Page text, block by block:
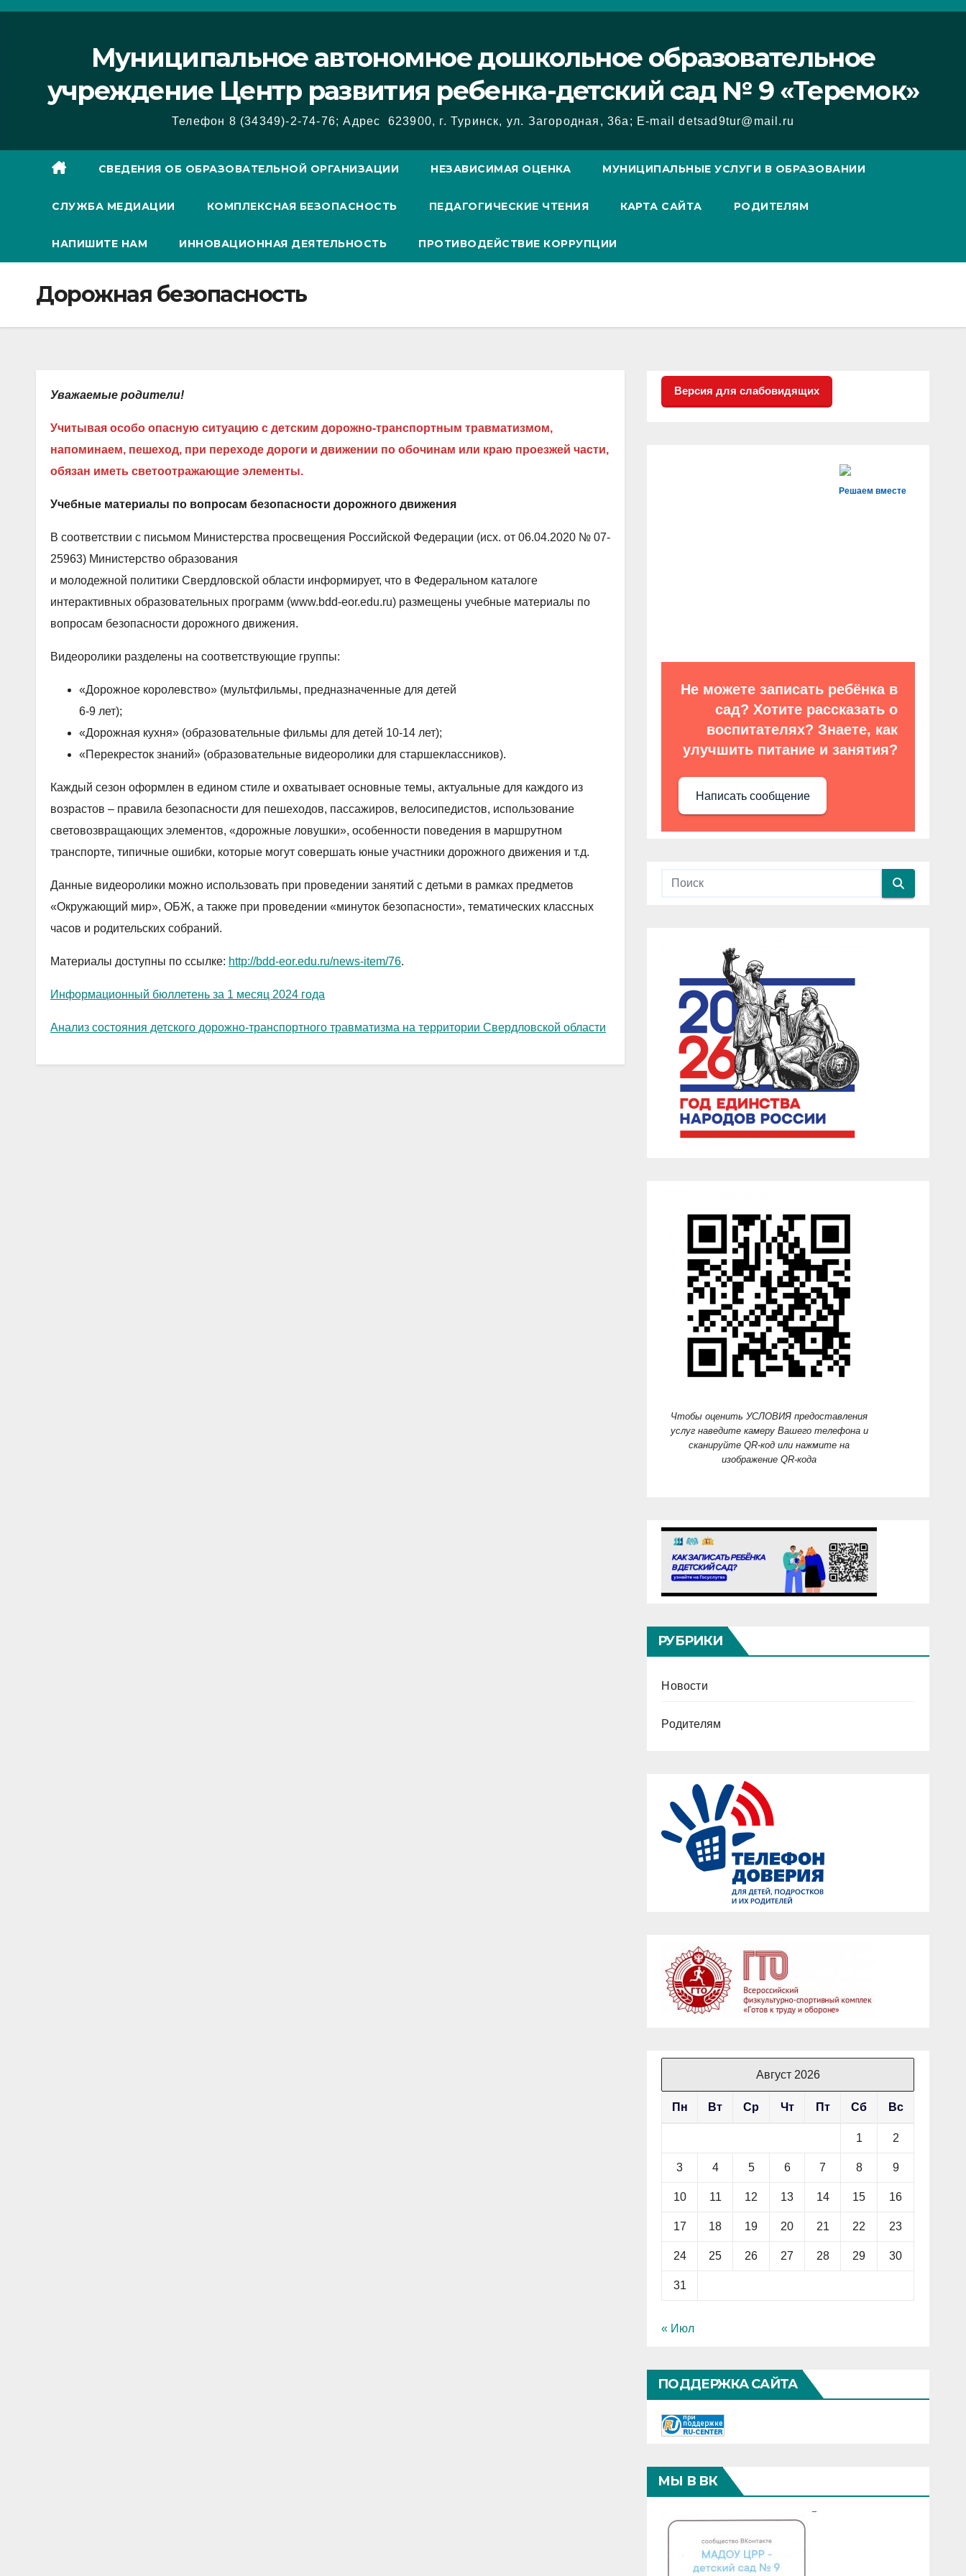
Перейти
Муниципальное автономное дошкольное образовательное
учреждение Центр развития ребенка-детский сад № 9 «Теремок»
Телефон 8 (34349)-2-74-76; Адрес 623900, г. Туринск, ул. Загородная, 36а; E-mail detsad9tur@mail.ru
СВЕДЕНИЯ ОБ ОБРАЗОВАТЕЛЬНОЙ ОРГАНИЗАЦИИ НЕЗАВИСИМАЯ ОЦЕНКА МУНИЦИПАЛЬНЫЕ УСЛУГИ В ОБРАЗОВАНИИ
СЛУЖБА МЕДИАЦИИ КОМПЛЕКСНАЯ БЕЗОПАСНОСТЬ ПЕДАГОГИЧЕСКИЕ ЧТЕНИЯ КАРТА САЙТА РОДИТЕЛЯМ
НАПИШИТЕ НАМ ИННОВАЦИОННАЯ ДЕЯТЕЛЬНОСТЬ ПРОТИВОДЕЙСТВИЕ КОРРУПЦИИ
Дорожная безопасность
Уважаемые родители!
Учитывая особо опасную ситуацию с детским дорожно-транспортным травматизмом,
напоминаем, пешеход, при переходе дороги и движении по обочинам или краю проезжей части,
обязан иметь светоотражающие элементы.
Учебные материалы по вопросам безопасности дорожного движения
В соответствии с письмом Министерства просвещения Российской Федерации (исх. от 06.04.2020 № 07-
25963) Министерство образования
и молодежной политики Свердловской области информирует, что в Федеральном каталоге
интерактивных образовательных программ (www.bdd-eor.edu.ru) размещены учебные материалы по
вопросам безопасности дорожного движения.
Видеоролики разделены на соответствующие группы:
«Дорожное королевство» (мультфильмы, предназначенные для детей
6-9 лет);
«Дорожная кухня» (образовательные фильмы для детей 10-14 лет);
«Перекресток знаний» (образовательные видеоролики для старшеклассников).
Каждый сезон оформлен в едином стиле и охватывает основные темы, актуальные для каждого из
возрастов – правила безопасности для пешеходов, пассажиров, велосипедистов, использование
световозвращающих элементов, «дорожные ловушки», особенности поведения в маршрутном
транспорте, типичные ошибки, которые могут совершать юные участники дорожного движения и т.д.
Данные видеоролики можно использовать при проведении занятий с детьми в рамках предметов
«Окружающий мир», ОБЖ, а также при проведении «минуток безопасности», тематических классных
часов и родительских собраний.
Материалы доступны по ссылке: http://bdd-eor.edu.ru/news-item/76.
Информационный бюллетень за 1 месяц 2024 года
Анализ состояния детского дорожно-транспортного травматизма на территории Свердловской области
Версия для слабовидящих
Решаем вместе
Не можете записать ребёнка в
сад? Хотите рассказать о
воспитателях? Знаете, как
улучшить питание и занятия?
Написать сообщение
Чтобы оценить УСЛОВИЯ предоставления
услуг наведите камеру Вашего телефона и
сканируйте QR-код или нажмите на
изображение QR-кода
РУБРИКИ
Новости
Родителям
Август 2026
Пн Вт Ср Чт Пт Сб Вс
1 2
3 4 5 6 7 8 9
10 11 12 13 14 15 16
17 18 19 20 21 22 23
24 25 26 27 28 29 30
31
« Июл
ПОДДЕРЖКА САЙТА
МЫ В ВК